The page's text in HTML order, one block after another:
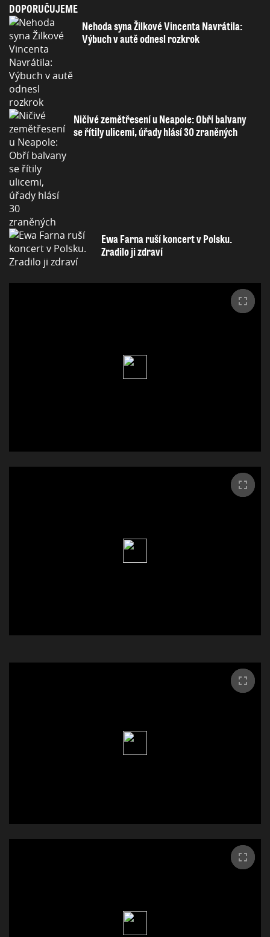
DOPORUČUJEME
Nehoda syna Žilkové Vincenta Navrátila:
Výbuch v autě odnesl rozkrok
Ničivé zemětřesení u Neapole: Obří balvany
se řítily ulicemi, úřady hlásí 30 zraněných
Ewa Farna ruší koncert v Polsku.
Zradilo ji zdraví